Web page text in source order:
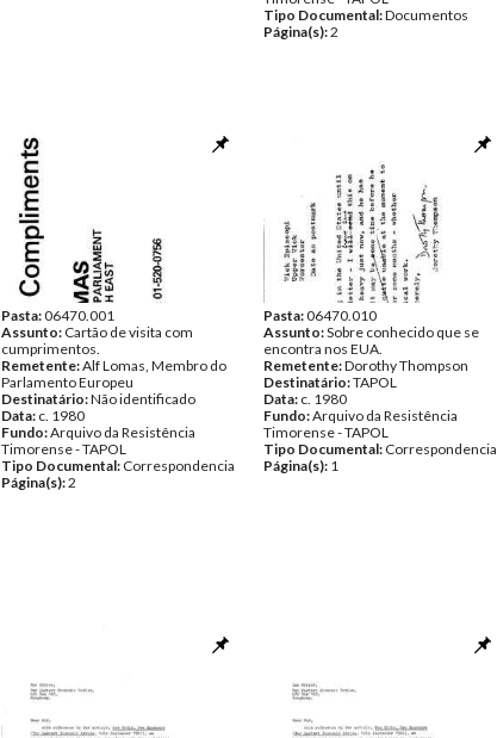
Tipo Documental:Documentos
Página(s):2
Pasta:06470.001
Assunto: Cartão de visita com
cumprimentos.
Remetente:Alf Lomas, Membro do
Parlamento Europeu
Destinatário:Não identificado
Data: c. 1980
Fundo:Arquivo da Resistência
Timorense - TAPOL
Tipo Documental: Correspondencia
Página(s):2
Pasta:06470.010
Assunto:Sobre conhecido que se
encontra nos EUA.
Remetente:Dorothy Thompson
Destinatário:TAPOL
Data: c. 1980
Fundo:Arquivo da Resistência
Timorense - TAPOL
Tipo Documental: Correspondencia
Página(s): 1